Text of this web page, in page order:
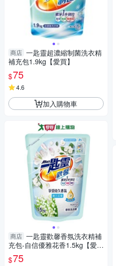
商店 一匙靈超濃縮制菌洗衣精
補充包1.9kg【愛買】
$75
4.6
加入購物車
商店 一匙靈歡馨香氛洗衣精補
充包-自信優雅花香1.5kg【愛
買】
$75